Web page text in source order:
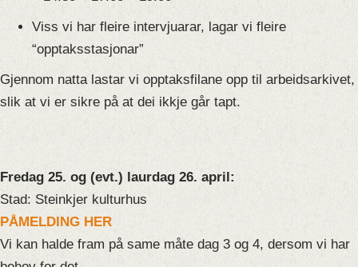
Viss vi har fleire intervjuarar, lagar vi fleire
“opptaksstasjonar”
Gjennom natta lastar vi opptaksfilane opp til arbeidsarkivet,
slik at vi er sikre på at dei ikkje går tapt.
Fredag 25. og (evt.) laurdag 26. april:
Stad: Steinkjer kulturhus
PÅMELDING HER
Vi kan halde fram på same måte dag 3 og 4, dersom vi har